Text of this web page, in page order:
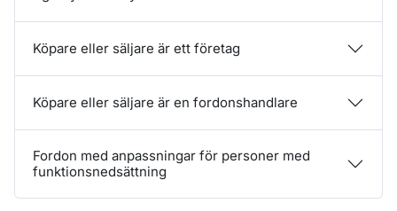
Köpare eller säljare är ett företag
Köpare eller säljare är en fordonshandlare
Fordon med anpassningar för personer med
funktionsnedsättning